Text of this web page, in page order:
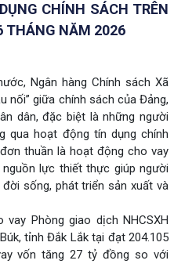
CHÍNH SÁCH TRÊN
THÁNG NĂM 2026
Ngân hàng Chính sách Xã
nối” giữa chính sách của Đảng,
dân, đặc biệt là những người
qua hoạt động tín dụng chính
thuần là hoạt động cho vay
lực thiết thực giúp người
sống, phát triển sản xuất và
Phòng giao dịch NHCSXH
tỉnh Đắk Lắk tại đạt 204.105
vốn tăng 27 tỷ đồng so với